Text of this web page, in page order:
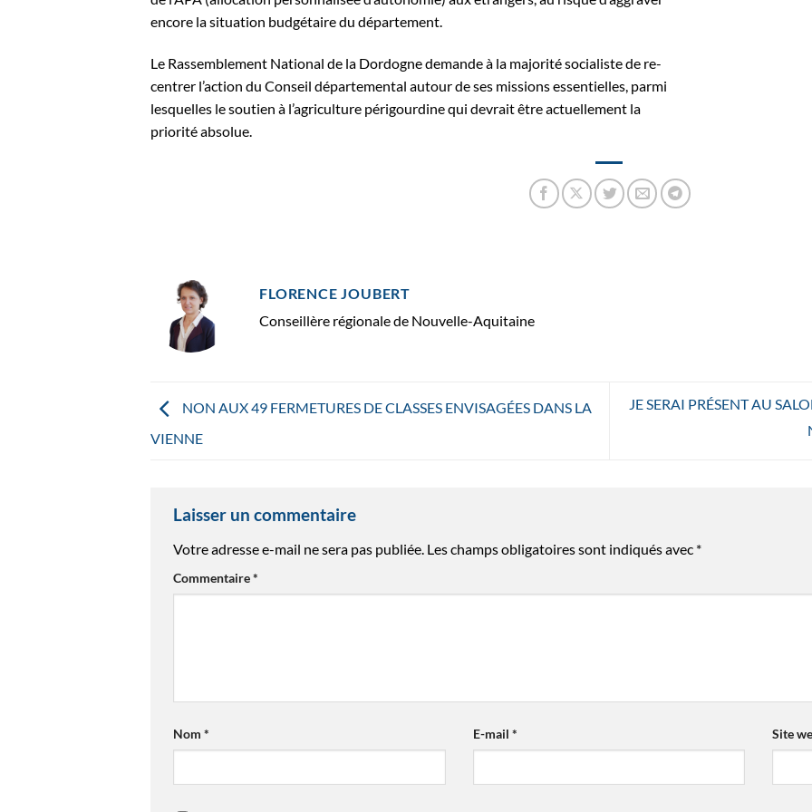
encore la situation budgétaire du département.
Le Rassemblement National de la Dordogne demande à la majorité socialiste de re-
centrer l’action du Conseil départemental autour de ses missions essentielles, parmi
lesquelles le soutien à l’agriculture périgourdine qui devrait être actuellement la
priorité absolue.
FLORENCE JOUBERT
Conseillère régionale de Nouvelle-Aquitaine
NON AUX 49 FERMETURES DE CLASSES ENVISAGÉES DANS LA
VIENNE
JE SERAI PRÉSENT AU
Laisser un commentaire
Votre adresse e-mail ne sera pas publiée. Les champs obligatoires sont indiqués avec *
Commentaire*
Nom* E-mail * Site